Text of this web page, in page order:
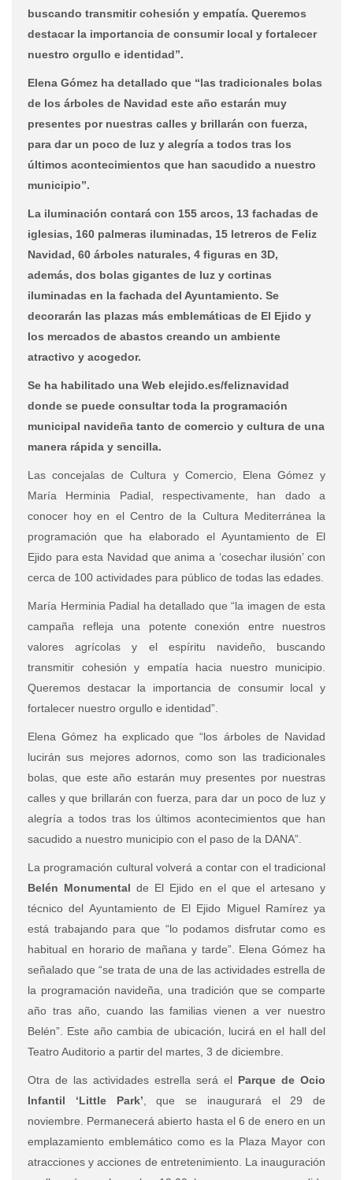
buscando transmitir cohesión y empatía. Queremos
destacar la importancia de consumir local y fortalecer
nuestro orgullo e identidad”.
Elena Gómez ha detallado que “las tradicionales bolas
de los árboles de Navidad este año estarán muy
presentes por nuestras calles y brillarán con fuerza,
para dar un poco de luz y alegría a todos tras los
últimos acontecimientos que han sacudido a nuestro
municipio”.
La iluminación contará con 155 arcos, 13 fachadas de
iglesias, 160 palmeras iluminadas, 15 letreros de Feliz
Navidad, 60 árboles naturales, 4 figuras en 3D,
además, dos bolas gigantes de luz y cortinas
iluminadas en la fachada del Ayuntamiento. Se
decorarán las plazas más emblemáticas de El Ejido y
los mercados de abastos creando un ambiente
atractivo y acogedor.
Se ha habilitado una Web elejido.es/feliznavidad
donde se puede consultar toda la programación
municipal navideña tanto de comercio y cultura de una
manera rápida y sencilla.
Las concejalas de Cultura y Comercio, Elena Gómez y
María Herminia Padial, respectivamente, han dado a
conocer hoy en el Centro de la Cultura Mediterránea la
programación que ha elaborado el Ayuntamiento de El
Ejido para esta Navidad que anima a ‘cosechar ilusión’ con
cerca de 100 actividades para público de todas las edades.
María Herminia Padial ha detallado que “la imagen de esta
campaña refleja una potente conexión entre nuestros
valores agrícolas y el espíritu navideño, buscando
transmitir cohesión y empatía hacia nuestro municipio.
Queremos destacar la importancia de consumir local y
fortalecer nuestro orgullo e identidad”.
Elena Gómez ha explicado que “los árboles de Navidad
lucirán sus mejores adornos, como son las tradicionales
bolas, que este año estarán muy presentes por nuestras
calles y que brillarán con fuerza, para dar un poco de luz y
alegría a todos tras los últimos acontecimientos que han
sacudido a nuestro municipio con el paso de la DANA”.
La programación cultural volverá a contar con el tradicional
Belén Monumental de El Ejido en el que el artesano y
técnico del Ayuntamiento de El Ejido Miguel Ramírez ya
está trabajando para que “lo podamos disfrutar como es
habitual en horario de mañana y tarde”. Elena Gómez ha
señalado que “se trata de una de las actividades estrella de
la programación navideña, una tradición que se comparte
año tras año, cuando las familias vienen a ver nuestro
Belén”. Este año cambia de ubicación, lucirá en el hall del
Teatro Auditorio a partir del martes, 3 de diciembre.
Otra de las actividades estrella será el Parque de Ocio
Infantil ‘Little Park’ , que se inaugurará el 29 de
noviembre. Permanecerá abierto hasta el 6 de enero en un
emplazamiento emblemático como es la Plaza Mayor con
atracciones y acciones de entretenimiento. La inauguración